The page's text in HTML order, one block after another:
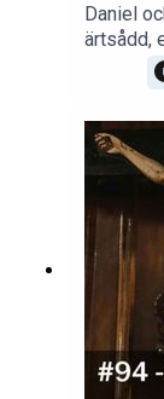
Daniel
ärtsådd,